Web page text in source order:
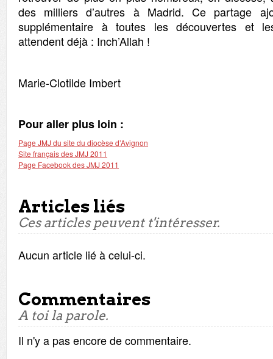
des milliers d’autres à Madrid. Ce partage
supplémentaire à toutes les découvertes et
attendent déjà : Inch’Allah !
Marie-Clotilde Imbert
Pour aller plus loin :
Page JMJ du site du diocèse d’Avignon
Site français des JMJ 2011
Page Facebook des JMJ 2011
Articles liés
Ces articles peuvent t'intéresser.
Aucun article lié à celui-ci.
Commentaires
A toi la parole.
Il n'y a pas encore de commentaire.